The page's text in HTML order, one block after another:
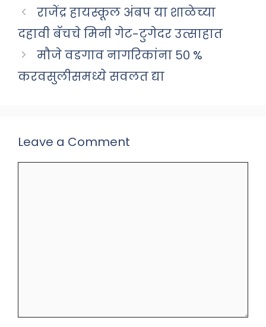
राजेंद्र हायस्कूल अंबप या शाळेच्या
दहावी बॅचचे मिनी गेट-टुगेदर उत्साहात
मौजे वडगाव नागरिकांना ५० %
करवसुलीसमध्ये सवलत द्या
Leave a Comment